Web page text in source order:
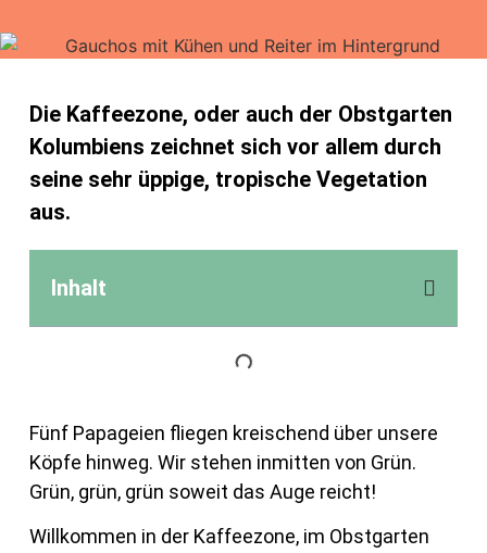
Die Kaffeezone, oder auch der Obstgarten
Kolumbiens zeichnet sich vor allem durch
seine sehr üppige, tropische Vegetation
aus.
Inhalt
Fünf Papageien fliegen kreischend über unsere
Köpfe hinweg. Wir stehen inmitten von Grün.
Grün, grün, grün soweit das Auge reicht!
Willkommen in der Kaffeezone, im Obstgarten